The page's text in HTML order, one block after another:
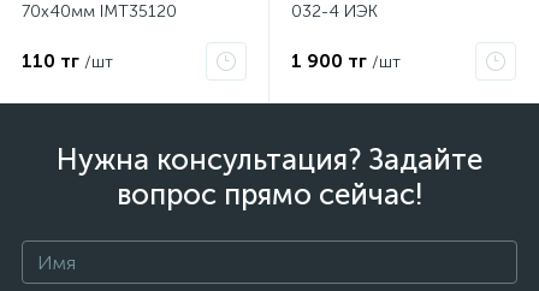
70х40мм IMT35120
110 тг /шт
032-4 ИЭК
1 900 тг /шт
Нужна консультация? Задайте
вопрос прямо сейчас!